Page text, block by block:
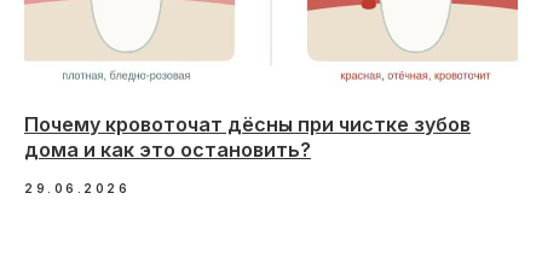
Почему кровоточат дёсны при чистке зубов
дома и как это остановить?
29.06.2026